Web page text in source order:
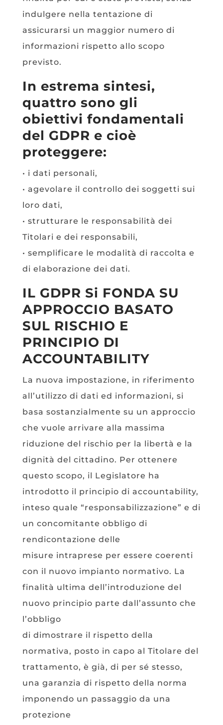
indulgere nella tentazione di
assicurarsi un maggior numero di
informazioni rispetto allo scopo
previsto.
In estrema sintesi,
quattro sono gli
obiettivi fondamentali
del GDPR e cioè
proteggere:
• i dati personali,
• agevolare il controllo dei soggetti sui
loro dati,
• strutturare le responsabilità dei
Titolari e dei responsabili,
• semplificare le modalità di raccolta e
di elaborazione dei dati.
IL GDPR Si FONDA SU
APPROCCIO BASATO
SUL RISCHIO E
PRINCIPIO DI
ACCOUNTABILITY
La nuova impostazione, in riferimento
all’utilizzo di dati ed informazioni, si
basa sostanzialmente su un approccio
che vuole arrivare alla massima
riduzione del rischio per la libertà e la
dignità del cittadino. Per ottenere
questo scopo, il Legislatore ha
introdotto il principio di accountability,
inteso quale “responsabilizzazione” e di
un concomitante obbligo di
rendicontazione delle
misure intraprese per essere coerenti
con il nuovo impianto normativo. La
finalità ultima dell’introduzione del
nuovo principio parte dall’assunto che
l’obbligo
di dimostrare il rispetto della
normativa, posto in capo al Titolare del
trattamento, è già, di per sé stesso,
una garanzia di rispetto della norma
imponendo un passaggio da una
protezione